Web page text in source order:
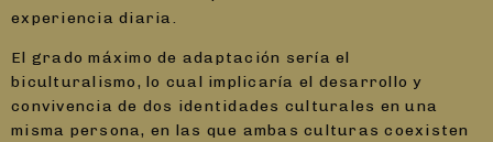
experiencia diaria.
El grado máximo de adaptación sería el
biculturalismo, lo cual implicaría el desarrollo y
convivencia de dos identidades culturales en una
misma persona, en las que ambas culturas coexisten